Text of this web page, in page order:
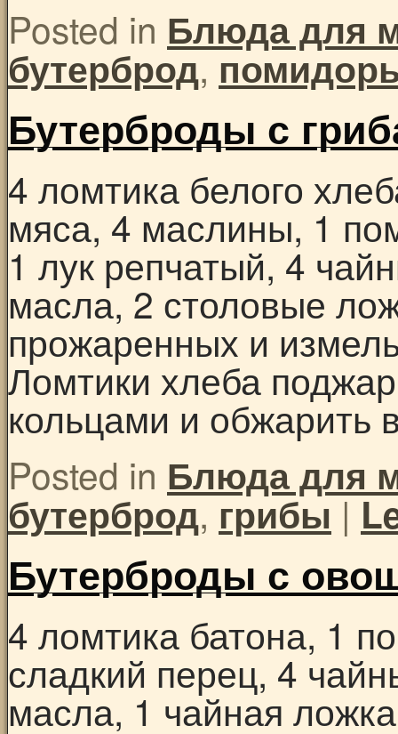
Posted in Блюда для
бутерброд,
Бутерброды с
4 ломтика белого
мяса, 4 маслины, 1
1 лук репчатый, 4
масла, 2 столовые
прожаренных и
Ломтики хлеба
кольцами и
Posted in Блюда для
бутерброд,грибы |
Бутерброды с
4 ломтика батона, 1
сладкий перец, 4
масла, 1 чайная